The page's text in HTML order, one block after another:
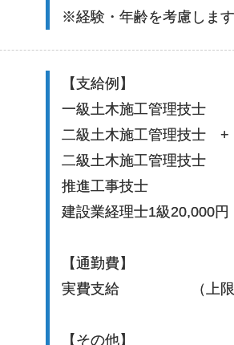
※経験・年齢を考慮しま
【支給例】
一級土木施工管理技士
二級土木施工管理技士
二級土木施工管理技士
推進工事技士
建設業経理士1級20,000円
【通勤費】
実費支給 （上限）
【その他】